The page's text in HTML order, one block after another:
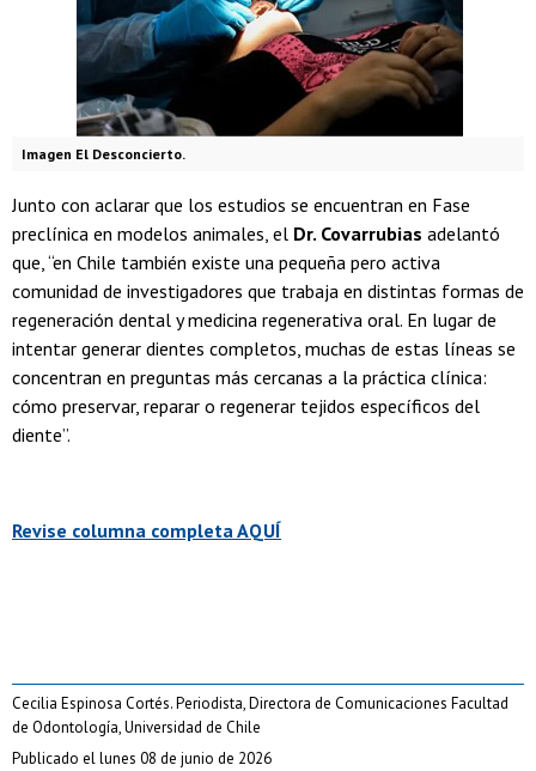
Imagen El Desconcierto.
Junto con aclarar que los estudios se encuentran en Fase
preclínica en modelos animales, el Dr. Covarrubias adelantó
que, “en Chile también existe una pequeña pero activa
comunidad de investigadores que trabaja en distintas formas de
regeneración dental y medicina regenerativa oral. En lugar de
intentar generar dientes completos, muchas de estas líneas se
concentran en preguntas más cercanas a la práctica clínica:
cómo preservar, reparar o regenerar tejidos específicos del
diente”.
Revise columna completa AQUÍ
Cecilia Espinosa Cortés. Periodista, Directora de Comunicaciones Facultad
de Odontología, Universidad de Chile
Publicado el lunes 08 de junio de 2026